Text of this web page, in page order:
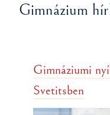
Gimnázium
Gimnáziumi
Svetitsben